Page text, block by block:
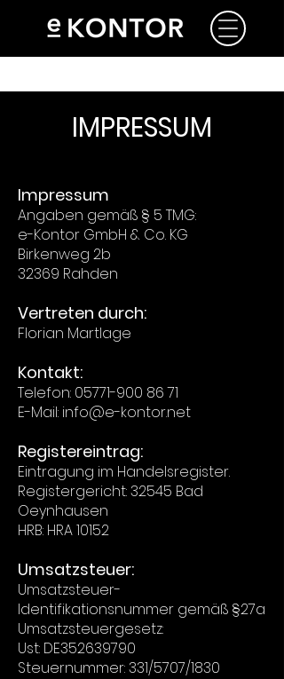
IMPRESSUM
Impressum
Angaben gemäß § 5 TMG:
e-Kontor GmbH & Co. KG
Birkenweg 2b
32369 Rahden
Vertreten durch:
Florian Martlage
Kontakt:
Telefon: 05771-900 86 71
E-Mail: info@e-kontor.net
Registereintrag:
Eintragung im Handelsregister.
Registergericht: 32545 Bad
Oeynhausen
HRB: HRA 10152
Umsatzsteuer:
Umsatzsteuer-
Identifikationsnummer gemäß §27a
Umsatzsteuergesetz:
Ust: DE352639790
Steuernummer: 331/5707/1830